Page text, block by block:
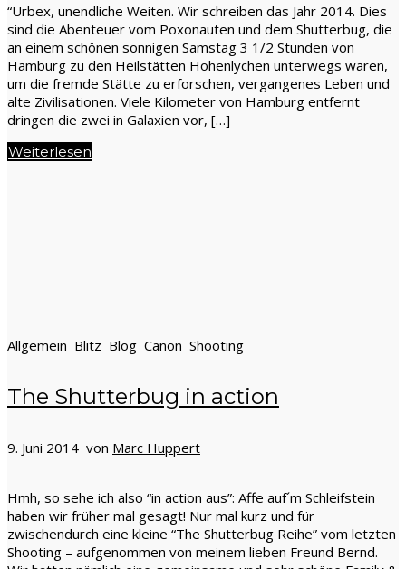
“Urbex, unendliche Weiten. Wir schreiben das Jahr 2014. Dies
sind die Abenteuer vom Poxonauten und dem Shutterbug, die
an einem schönen sonnigen Samstag 3 1/2 Stunden von
Hamburg zu den Heilstätten Hohenlychen unterwegs waren,
um die fremde Stätte zu erforschen, vergangenes Leben und
alte Zivilisationen. Viele Kilometer von Hamburg entfernt
dringen die zwei in Galaxien vor, […]
Weiterlesen
Allgemein Blitz Blog Canon Shooting
The Shutterbug in action
9. Juni 2014 von Marc Huppert
Hmh, so sehe ich also “in action aus”: Affe auf´m Schleifstein
haben wir früher mal gesagt! Nur mal kurz und für
zwischendurch eine kleine “The Shutterbug Reihe” vom letzten
Shooting – aufgenommen von meinem lieben Freund Bernd.